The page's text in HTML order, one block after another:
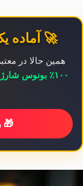
🚀 آماده
همین حالا در
۱۰۰٪ بونوس شارژ اولیه رایگان
🎁